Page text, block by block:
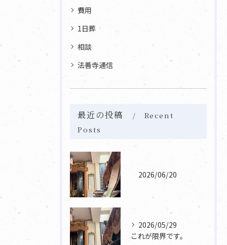
費用
1日葬
相談
法善寺通信
最近の投稿
Recent
Posts
2026/06/20
2026/05/29
これが限界です。